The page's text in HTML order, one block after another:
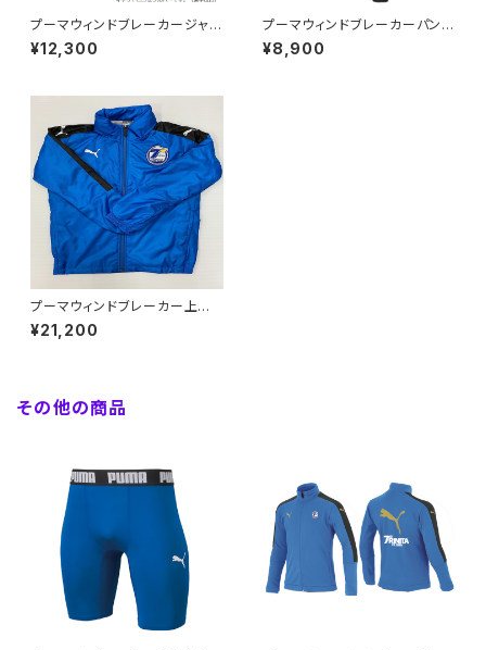
プーマウィンドブレーカージャケ
ット【キッズ130～160】※受注生
産（納期約2.5か月）
¥12,300
プーマウィンドブレーカーパンツ
【キッズ130～160】※受注生産
（納期約2か月）
¥8,900
プーマウィンドブレーカー上下
セット【キッズ130～160】※受注
生産（納期約2か月）
¥21,200
その他の商品